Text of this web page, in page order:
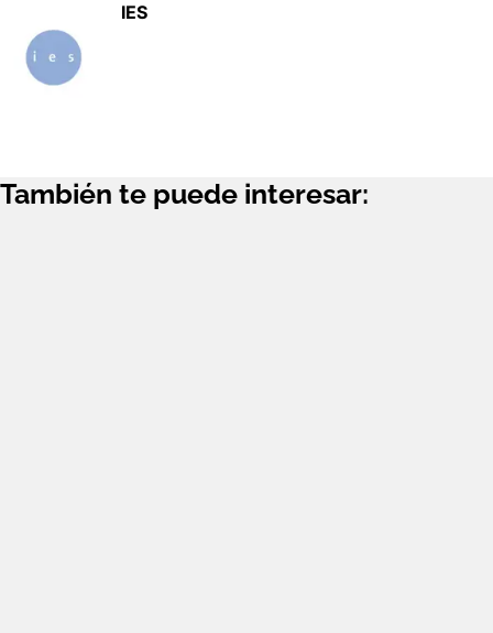
IES
También te puede interesar: